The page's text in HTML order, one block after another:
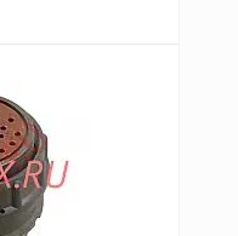
корзину